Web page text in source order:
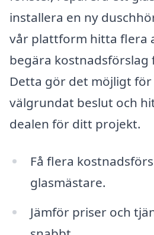
installera en ny
vår plattform hitta flera
begära kostnadsförslag
Detta gör det möjligt
välgrundat beslut och
dealen för ditt projekt.
Få flera
glasmästare.
Jämför priser och